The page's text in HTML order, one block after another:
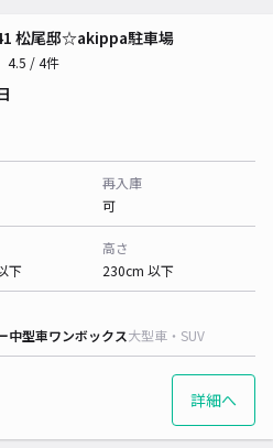
松尾邸☆akippa駐車場
4.5 / 4件
再入庫
可
下
高さ
230cm 以下
中型車ワンボックス大型車・SUV
詳細へ